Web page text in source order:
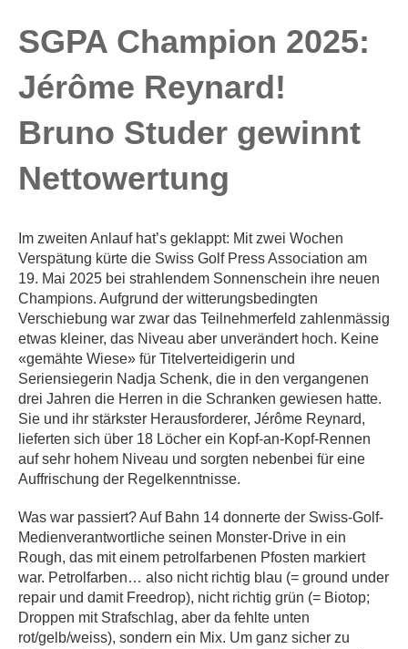
SGPA Champion 2025:
Jérôme Reynard !
Bruno Studer gewinnt
Nettowertung
Im zweiten Anlauf hat’s geklappt: Mit zwei Wochen
Verspätung kürte die Swiss Golf Press Association am
19. Mai 2025 bei strahlendem Sonnenschein ihre neuen
Champions. Aufgrund der witterungsbedingten
Verschiebung war zwar das Teilnehmerfeld zahlenmässig
etwas kleiner, das Niveau aber unverändert hoch. Keine
«gemähte Wiese» für Titelverteidigerin und
Seriensiegerin Nadja Schenk, die in den vergangenen
drei Jahren die Herren in die Schranken gewiesen hatte.
Sie und ihr stärkster Herausforderer, Jérôme Reynard,
lieferten sich über 18 Löcher ein Kopf-an-Kopf-Rennen
auf sehr hohem Niveau und sorgten nebenbei für eine
Auffrischung der Regelkenntnisse.
Was war passiert? Auf Bahn 14 donnerte der Swiss-Golf-
Medienverantwortliche seinen Monster-Drive in ein
Rough, das mit einem petrolfarbenen Pfosten markiert
war. Petrolfarben… also nicht richtig blau (= ground under
repair und damit Freedrop), nicht richtig grün (= Biotop;
Droppen mit Strafschlag, aber da fehlte unten
rot/gelb/weiss), sondern ein Mix. Um ganz sicher zu